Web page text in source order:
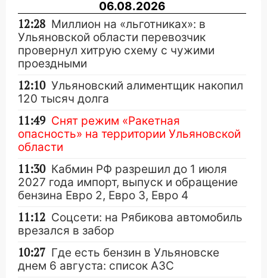
06.08.2026
12:28 Миллион на «льготниках»: в
Ульяновской области перевозчик
провернул хитрую схему с чужими
проездными
12:10 Ульяновский алиментщик накопил
120 тысяч долга
11:49 Снят режим «Ракетная
опасность» на территории Ульяновской
области
11:30 Кабмин РФ разрешил до 1 июля
2027 года импорт, выпуск и обращение
бензина Евро 2, Евро 3, Евро 4
11:12 Соцсети: на Рябикова автомобиль
врезался в забор
10:27 Где есть бензин в Ульяновске
днем 6 августа: список АЗС